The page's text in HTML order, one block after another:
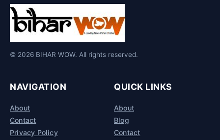
© 2026 BIHAR WOW. All rights reserved.
NAVIGATION
About
Contact
Privacy Policy
QUICK LINKS
About
Blog
Contact